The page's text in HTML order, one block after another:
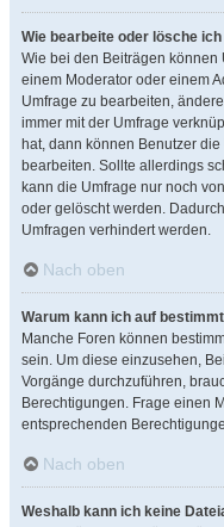
Wie bearbeite oder lösche
Wie bei den Beiträgen können
einem Moderator oder einem
Umfrage zu bearbeiten,
immer mit der Umfrage
hat, dann können Benutzer
bearbeiten. Sollte allerdings
kann die Umfrage nur noch
oder gelöscht werden.
Umfragen verhindert werden.
Nach oben
Warum kann ich auf
Manche Foren können
sein. Um diese einzusehen,
Vorgänge durchzuführen,
Berechtigungen. Frage einen
entsprechenden
Nach oben
Weshalb kann ich keine